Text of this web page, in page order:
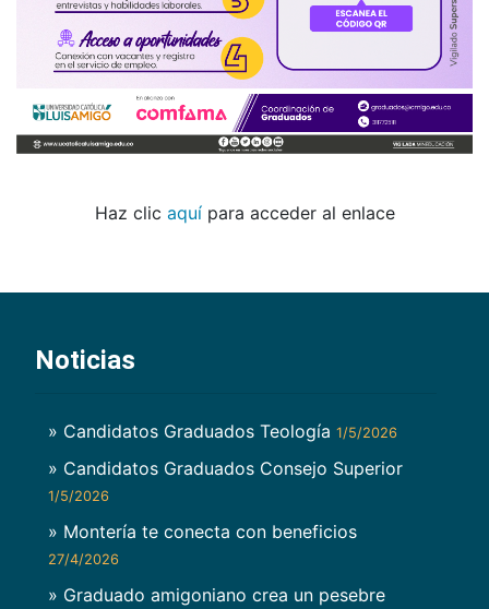
Haz clic aquí para acceder al enlace
Noticias
» Candidatos Graduados Teología 1/5/2026
» Candidatos Graduados Consejo Superior
1/5/2026
» Montería te conecta con beneficios
27/4/2026
» Graduado amigoniano crea un pesebre